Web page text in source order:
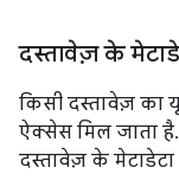
दस्तावेज़ के
किसी दस्तावेज़ का
ऐक्सेस मिल जाता
दस्तावेज़ के